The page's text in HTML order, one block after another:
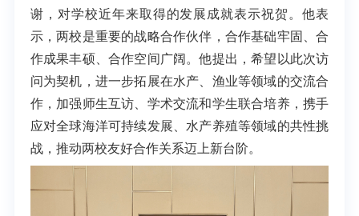
谢，对学校近年来取得的发展成就表示祝贺。他表
示，两校是重要的战略合作伙伴，合作基础牢固、合
作成果丰硕、合作空间广阔。他提出，希望以此次访
问为契机，进一步拓展在水产、渔业等领域的交流合
作，加强师生互访、学术交流和学生联合培养，携手
应对全球海洋可持续发展、水产养殖等领域的共性挑
战，推动两校友好合作关系迈上新台阶。